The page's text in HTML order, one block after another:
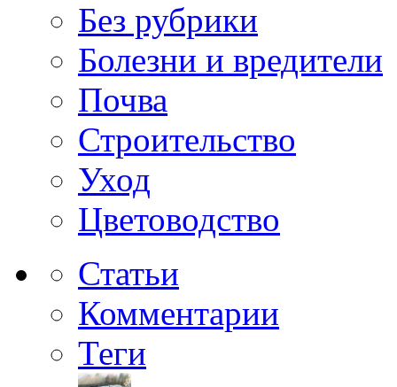
Без рубрики
Болезни и вредители
Почва
Строительство
Уход
Цветоводство
Статьи
Комментарии
Теги